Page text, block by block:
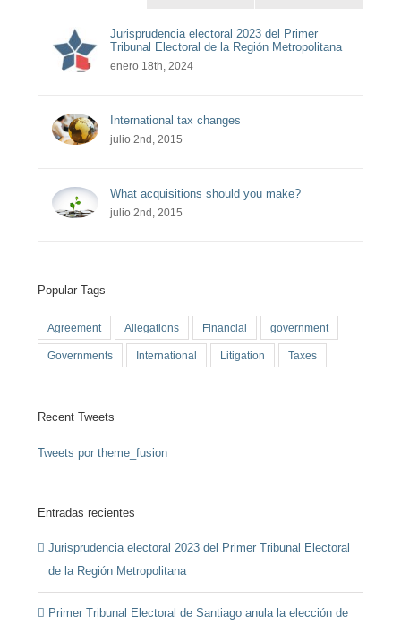
Jurisprudencia electoral 2023 del Primer
Tribunal Electoral de la Región Metropolitana
enero 18th, 2024
International tax changes
julio 2nd, 2015
What acquisitions should you make?
julio 2nd, 2015
Popular Tags
Agreement Allegations Financial government
Governments International Litigation Taxes
Recent Tweets
Tweets por theme_fusion
Entradas recientes
Jurisprudencia electoral 2023 del Primer Tribunal Electoral
de la Región Metropolitana
Primer Tribunal Electoral de Santiago anula la elección de